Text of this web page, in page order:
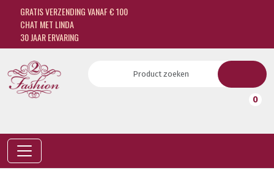
GRATIS VERZENDING VANAF € 100
CHAT MET LINDA
30 JAAR ERVARING
0